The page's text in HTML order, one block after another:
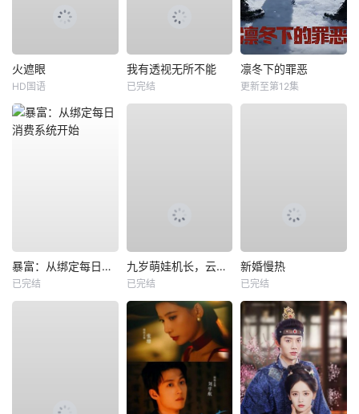
火遮眼
HD国语
我有透视无所不能
已完结
凛冬下的罪恶
更新至第12集
暴富：从绑定每日消费系统开始
已完结
九岁萌娃机长，云端逆行
已完结
新婚慢热
已完结